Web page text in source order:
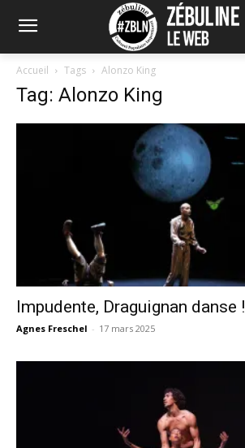
Accueil Tags Alonzo King
Tag: Alonzo King
Impudente, Draguignan danse !
Agnes Freschel - 17 mars 2025